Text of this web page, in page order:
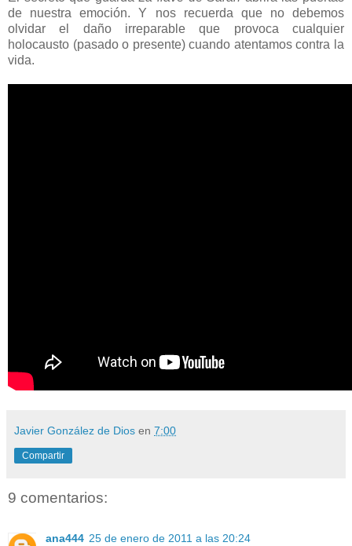
de nuestra emoción. Y nos recuerda que no debemos
olvidar el daño irreparable que provoca cualquier
holocausto (pasado o presente) cuando atentamos contra la
vida.
Javier González de Dios en 7:00
Compartir
9 comentarios:
ana444 25 de enero de 2011 a las 20:24